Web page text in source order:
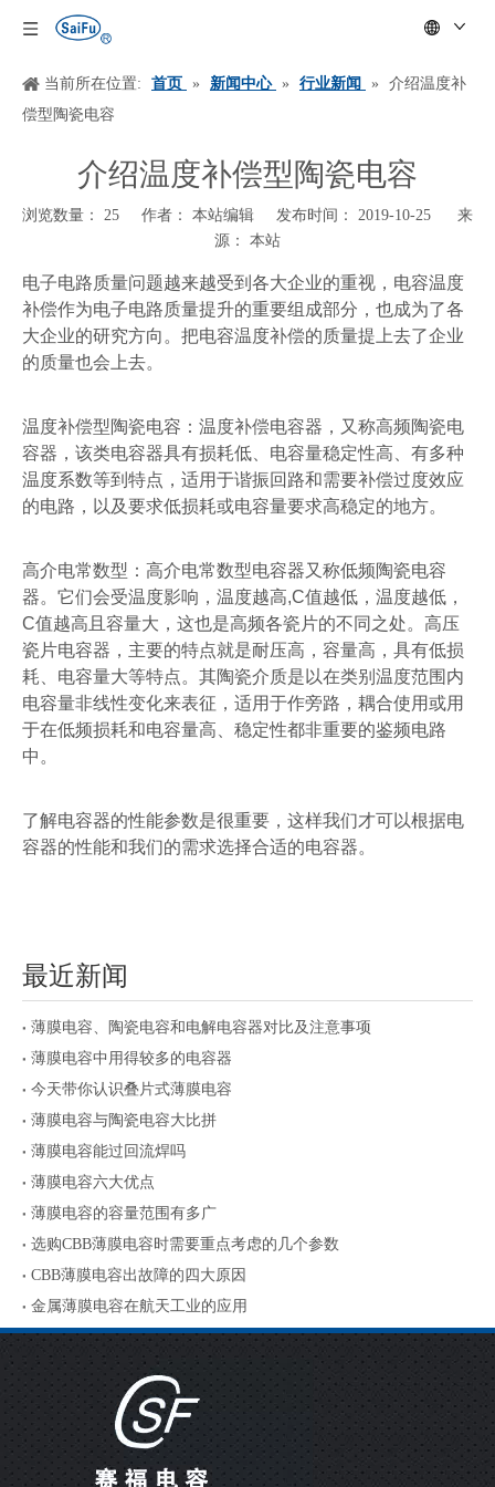
当前所在位置: 首页 » 新闻中心 » 行业新闻 »
介绍温度补
偿型陶瓷电容
介绍温度补偿型陶瓷电容
浏览数量： 25 作者： 本站编辑 发布时间： 2019-10-25 来
源： 本站
["wechat","weibo","qzone","douban","email"]
电子电路质量问题越来越受到各大企业的重视，电容温度
补偿作为电子电路质量提升的重要组成部分，也成为了各
大企业的研究方向。把电容温度补偿的质量提上去了企业
的质量也会 上去。
温度补偿型陶瓷电容：温度补偿电容器，又称高频陶瓷电
容器，该类电容器具有损耗低、电容量稳定性高、有多种
温度系数等到特点，适用于谐振回路和需要补偿过度效应
的电路，以及要求低损耗或电容量要求高稳定的地方。
高介电常数型：高介电常数型电容器又称低频陶瓷电容
器。它们会受温度影响，温度越高,C值越低，温度越低，
C值越高且容量大，这也是高频各瓷片的不同之处。高压
瓷片电容器，主要的特点就是耐压高，容量高，具有低损
耗、电容量大等特点。其陶瓷介质是以在类别温度范围内
电容量非线性变化来表征，适用于作旁路，耦合使用或用
于在低频损耗和电容量高、稳定性都非重要的鉴频电路
中。
了解电容器的性能参数是很重要，这样我们才可以根据电
容器的性能和我们的需求选择合适的电容器。
最近新闻
薄膜电容、陶瓷电容和电解电容器对比及注意事项
薄膜电容中用得较多的电容器
今天带你认识叠片式薄膜电容
薄膜电容与陶瓷电容大比拼
薄膜电容能过回流焊吗
薄膜电容六大优点
薄膜电容的容量范围有多广
选购CBB薄膜电容时需要重点考虑的几个参数
CBB薄膜电容出故障的四大原因
金属薄膜电容在航天工业的应用